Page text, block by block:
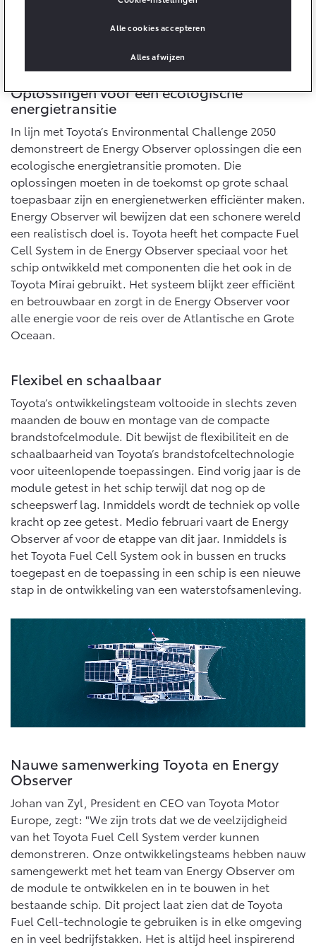
Vanaf € 39.995,-
Toyota C-HR
HYBRIDE
Vanaf € 36.495,-
Toyota C-HR+
BATTERIJ-ELEKTRISCH
Vanaf € 37.995,-
RAV4
PLUG-IN HYBRIDE
Vanaf € 49.995,-
BATTERIJ-ELEKTRISCH
Vanaf € 39.995,- Vanaf € 48.995,-
Mirai
WATERSTOF-ELEKTRISCH
Proace City (excl. BTW)
OOK ALS BATTERIJ-
ELEKTRISCH
Vanaf € 27.945,-
Proace (excl. BTW)
OOK ALS BATTERIJ-
Vanaf € 37.500,-
Proace Verso
BATTERIJ-ELEKTRISCH
Proace Max (excl. BTW)
OOK ALS BATTERIJ-
ELEKTRISCH
Hilux (excl. BTW)
OOK ALS BATTERIJ-
ELEKTRISCH
10 jaar batterijgarantie
Toyota fabrieksgarantie
Onderdelen & Accessoires
Onderdelen
Accessoires
Banden
Connected
Connected Services
MyToyota login
MyToyota App
Abonnementen
Multimedia
Connected check
Toyota Autoverzekering
Toyota Hybride Autoverzekering
Bedrijfswagens op maat
Verzekeren
Oplossingen voor een ecologische
energietransitie
In lijn met Toyota’s Environmental Challenge 2050
demonstreert de Energy Observer oplossingen die een
ecologische energietransitie promoten. Die
oplossingen moeten in de toekomst op grote schaal
toepasbaar zijn en energienetwerken efficiënter maken.
Energy Observer wil bewijzen dat een schonere wereld
een realistisch doel is. Toyota heeft het compacte Fuel
Cell System in de Energy Observer speciaal voor het
schip ontwikkeld met componenten die het ook in de
Toyota Mirai gebruikt. Het systeem blijkt zeer efficiënt
en betrouwbaar en zorgt in de Energy Observer voor
alle energie voor de reis over de Atlantische en Grote
Oceaan.
Flexibel en schaalbaar
Toyota’s ontwikkelingsteam voltooide in slechts zeven
maanden de bouw en montage van de compacte
brandstofcelmodule. Dit bewijst de flexibiliteit en de
schaalbaarheid van Toyota’s brandstofceltechnologie
voor uiteenlopende toepassingen. Eind vorig jaar is de
module getest in het schip terwijl dat nog op de
scheepswerf lag. Inmiddels wordt de techniek op volle
kracht op zee getest. Medio februari vaart de Energy
Observer af voor de etappe van dit jaar. Inmiddels is
het Toyota Fuel Cell System ook in bussen en trucks
toegepast en de toepassing in een schip is een nieuwe
stap in de ontwikkeling van een waterstofsamenleving.
Nauwe samenwerking Toyota en Energy
Observer
Johan van Zyl, President en CEO van Toyota Motor
Europe, zegt: "We zijn trots dat we de veelzijdigheid
van het Toyota Fuel Cell System verder kunnen
demonstreren. Onze ontwikkelingsteams hebben nauw
samengewerkt met het team van Energy Observer om
de module te ontwikkelen en in te bouwen in het
bestaande schip. Dit project laat zien dat de Toyota
Fuel Cell-technologie te gebruiken is in elke omgeving
en in veel bedrijfstakken. Het is altijd heel inspirerend
Alles afwijzen
Alle cookies accepteren